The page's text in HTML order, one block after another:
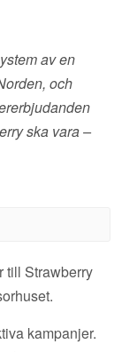
av en
och
ska vara –
till Strawberry
kampanjer.